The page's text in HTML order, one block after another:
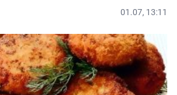
01.07, 13:11